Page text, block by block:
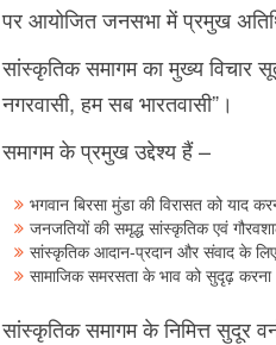
पर आयोजित जनसभा में प्रमुख
सांस्कृतिक समागम का मुख्य विचार
नगरवासी, हम सब भारतवासी”।
समागम के प्रमुख उद्देश्य हैं –
भगवान बिरसा मुंडा की विरासत को याद
जनजतियों की समृद्ध सांस्कृतिक एवं
सांस्कृतिक आदान-प्रदान और संवाद के लिए
सामाजिक समरसता के भाव को सुदृढ़ करना
सांस्कृतिक समागम के निमित्त सुदूर